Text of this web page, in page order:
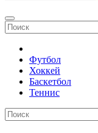
Футбол
Хоккей
Баскетбол
Теннис